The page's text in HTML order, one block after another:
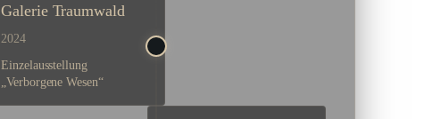
Galerie Traumwald
2024
Einzelausstellung
„Verborgene Wesen“